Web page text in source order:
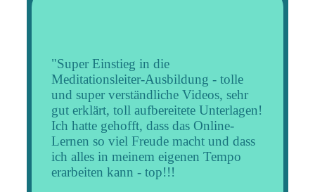
"Super Einstieg in die
Meditationsleiter-Ausbildung - tolle
und super verständliche Videos, sehr
gut erklärt, toll aufbereitete Unterlagen!
Ich hatte gehofft, dass das Online-
Lernen so viel Freude macht und dass
ich alles in meinem eigenen Tempo
erarbeiten kann - top!!!